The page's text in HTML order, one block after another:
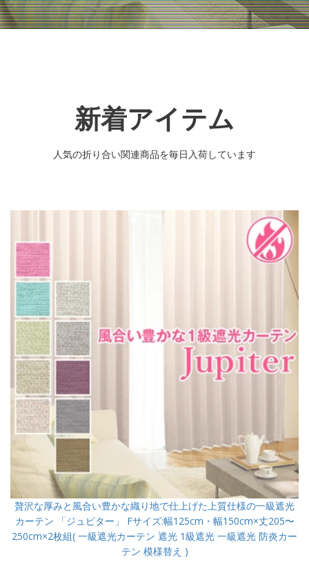
新着アイテム
人気の折り合い関連商品を毎日入荷しています
贅沢な厚みと風合い豊かな織り地で仕上げた上質仕様の一級遮光
カーテン 「ジュピター」 Fサイズ:幅125cm・幅150cm×丈205〜
250cm×2枚組( 一級遮光カーテン 遮光 1級遮光 一級遮光 防炎カー
テン 模様替え )